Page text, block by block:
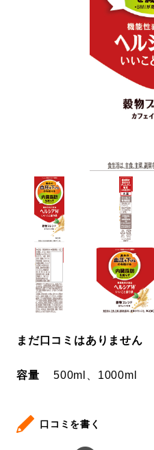
まだ口コミはありません
容量 500ml、1000ml
口コミを書く